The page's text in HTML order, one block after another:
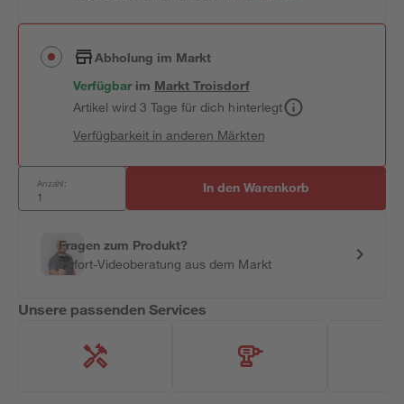
Abholung im Markt
Verfügbar im MarktTroisdorf
Artikel wird 3 Tage für dich hinterlegt
Verfügbarkeit in anderen Märkten
Anzahl: In den Warenkorb
Fragen zum Produkt?
Sofort-Videoberatung aus dem Markt
Unsere passenden Services